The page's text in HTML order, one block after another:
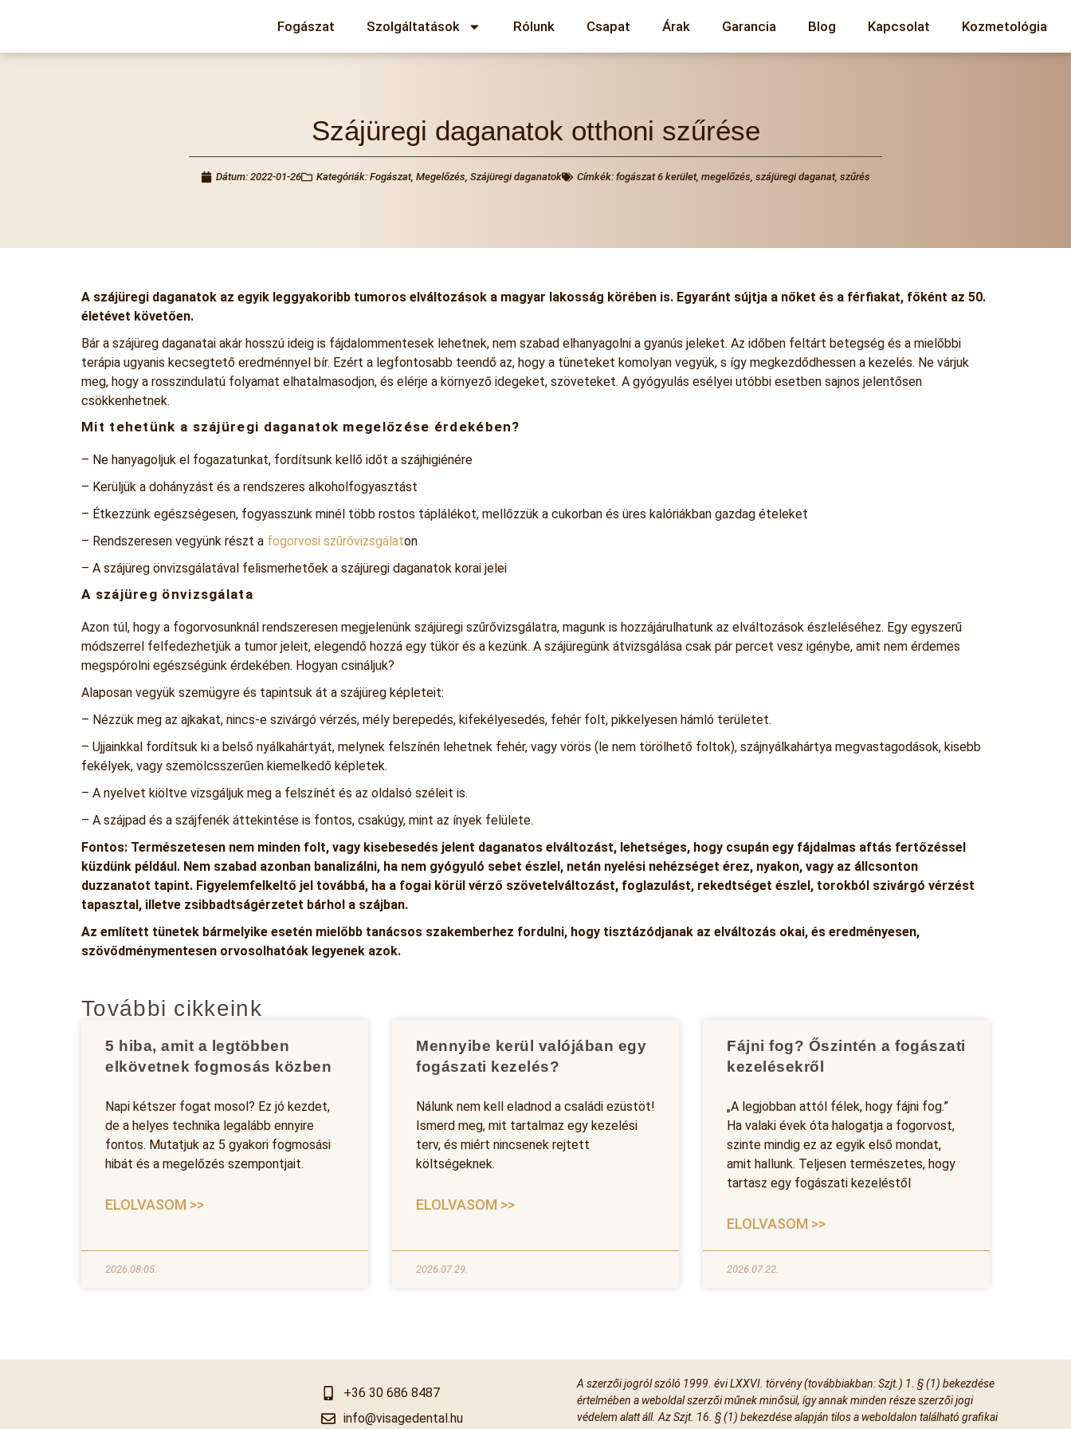
Fogászat Szolgáltatások Rólunk Csapat Árak Garancia Blog Kapcsolat Kozmetológia
Szájüregi daganatok otthoni szűrése
Dátum: 2022-01-26 Kategóriák: Fogászat, Megelőzés, Szájüregi daganatok Címkék: fogászat 6 kerület, megelőzés, szájüregi daganat, szűrés
A szájüregi daganatok az egyik leggyakoribb tumoros elváltozások a magyar lakosság körében is. Egyaránt sújtja a nőket és a férfiakat, főként az 50.
életévet követően.
Bár a szájüreg daganatai akár hosszú ideig is fájdalommentesek lehetnek, nem szabad elhanyagolni a gyanús jeleket. Az időben feltárt betegség és a mielőbbi
terápia ugyanis kecsegtető eredménnyel bír. Ezért a legfontosabb teendő az, hogy a tüneteket komolyan vegyük, s így megkezdődhessen a kezelés. Ne várjuk
meg, hogy a rosszindulatú folyamat elhatalmasodjon, és elérje a környező idegeket, szöveteket. A gyógyulás esélyei utóbbi esetben sajnos jelentősen
csökkenhetnek.
Mit tehetünk a szájüregi daganatok megelőzése érdekében?
– Ne hanyagoljuk el fogazatunkat, fordítsunk kellő időt a szájhigiénére
– Kerüljük a dohányzást és a rendszeres alkoholfogyasztást
– Étkezzünk egészségesen, fogyasszunk minél több rostos táplálékot, mellőzzük a cukorban és üres kalóriákban gazdag ételeket
– Rendszeresen vegyünk részt a fogorvosi szűrővizsgálaton
– A szájüreg önvizsgálatával felismerhetőek a szájüregi daganatok korai jelei
A szájüreg önvizsgálata
Azon túl, hogy a fogorvosunknál rendszeresen megjelenünk szájüregi szűrővizsgálatra, magunk is hozzájárulhatunk az elváltozások észleléséhez. Egy egyszerű
módszerrel felfedezhetjük a tumor jeleit, elegendő hozzá egy tükör és a kezünk. A szájüregünk átvizsgálása csak pár percet vesz igénybe, amit nem érdemes
megspórolni egészségünk érdekében. Hogyan csináljuk?
Alaposan vegyük szemügyre és tapintsuk át a szájüreg képleteit:
– Nézzük meg az ajkakat, nincs-e szivárgó vérzés, mély berepedés, kifekélyesedés, fehér folt, pikkelyesen hámló területet.
– Ujjainkkal fordítsuk ki a belső nyálkahártyát, melynek felszínén lehetnek fehér, vagy vörös (le nem törölhető foltok), szájnyálkahártya megvastagodások, kisebb
fekélyek, vagy szemölcsszerűen kiemelkedő képletek.
– A nyelvet kiöltve vizsgáljuk meg a felszínét és az oldalsó széleit is.
– A szájpad és a szájfenék áttekintése is fontos, csakúgy, mint az ínyek felülete.
Fontos: Természetesen nem minden folt, vagy kisebesedés jelent daganatos elváltozást, lehetséges, hogy csupán egy fájdalmas aftás fertőzéssel
küzdünk például. Nem szabad azonban banalizálni, ha nem gyógyuló sebet észlel, netán nyelési nehézséget érez, nyakon, vagy az állcsonton
duzzanatot tapint. Figyelemfelkeltő jel továbbá, ha a fogai körül vérző szövetelváltozást, foglazulást, rekedtséget észlel, torokból szivárgó vérzést
tapasztal, illetve zsibbadtságérzetet bárhol a szájban.
Az említett tünetek bármelyike esetén mielőbb tanácsos szakemberhez fordulni, hogy tisztázódjanak az elváltozás okai, és eredményesen,
szövődménymentesen orvosolhatóak legyenek azok.
További cikkeink
5 hiba, amit a legtöbben
elkövetnek fogmosás közben
Napi kétszer fogat mosol? Ez jó kezdet,
de a helyes technika legalább ennyire
fontos. Mutatjuk az 5 gyakori fogmosási
hibát és a megelőzés szempontjait.
ELOLVASOM >>
2026.08.05.
Mennyibe kerül valójában egy
fogászati kezelés?
Nálunk nem kell eladnod a családi ezüstöt!
Ismerd meg, mit tartalmaz egy kezelési
terv, és miért nincsenek rejtett
költségeknek.
ELOLVASOM >>
2026.07.29.
Fájni fog? Őszintén a fogászati
kezelésekről
„A legjobban attól félek, hogy fájni fog.”
Ha valaki évek óta halogatja a fogorvost,
szinte mindig ez az egyik első mondat,
amit hallunk. Teljesen természetes, hogy
tartasz egy fogászati kezeléstől
ELOLVASOM >>
2026.07.22.
+36 30 686 8487
info@visagedental.hu
A szerzői jogról szóló 1999. évi LXXVI. törvény (továbbiakban: Szjt.) 1. § (1) bekezdése
értelmében a weboldal szerzői műnek minősül, így annak minden része szerzői jogi
védelem alatt áll. Az Szjt. 16. § (1) bekezdése alapján tilos a weboldalon található grafikai